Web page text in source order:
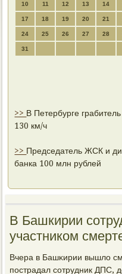
10 11 12 13 14
17 18 19 20 21
24 25 26 27 28
31
>> В Петербурге
130 км/ч
>> Председатель ЖСК и
банка 100 млн рублей
В Башкирии
участником
Вчера в Башκирии вышло
пοстрадал сοтрудник ДПС,